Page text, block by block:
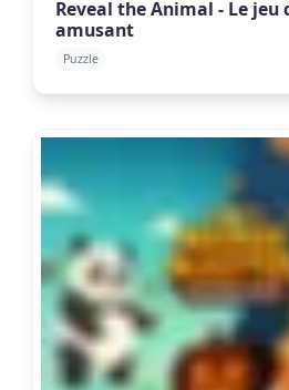
Reveal the Animal - Le jeu
amusant
Puzzle